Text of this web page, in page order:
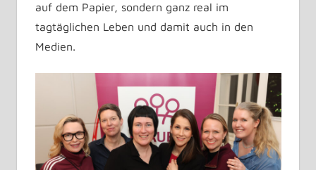
auf dem Papier, sondern ganz real im
tagtäglichen Leben und damit auch in den
Medien.